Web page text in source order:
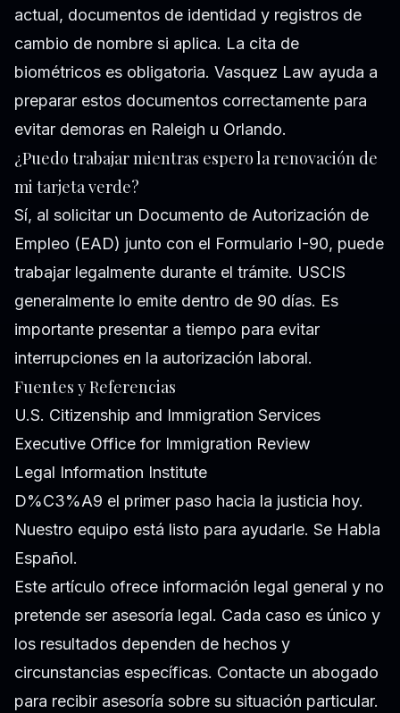
actual, documentos de identidad y registros de
cambio de nombre si aplica. La cita de
biométricos es obligatoria. Vasquez Law ayuda a
preparar estos documentos correctamente para
evitar demoras en Raleigh u Orlando.
¿Puedo trabajar mientras espero la renovación de
mi tarjeta verde?
Sí, al solicitar un Documento de Autorización de
Empleo (EAD) junto con el Formulario I-90, puede
trabajar legalmente durante el trámite. USCIS
generalmente lo emite dentro de 90 días. Es
importante presentar a tiempo para evitar
interrupciones en la autorización laboral.
Fuentes y Referencias
U.S. Citizenship and Immigration Services
Executive Office for Immigration Review
Legal Information Institute
D%C3%A9 el primer paso hacia la justicia hoy.
Nuestro equipo está listo para ayudarle. Se Habla
Español.
Este artículo ofrece información legal general y no
pretende ser asesoría legal. Cada caso es único y
los resultados dependen de hechos y
circunstancias específicas. Contacte un abogado
para recibir asesoría sobre su situación particular.